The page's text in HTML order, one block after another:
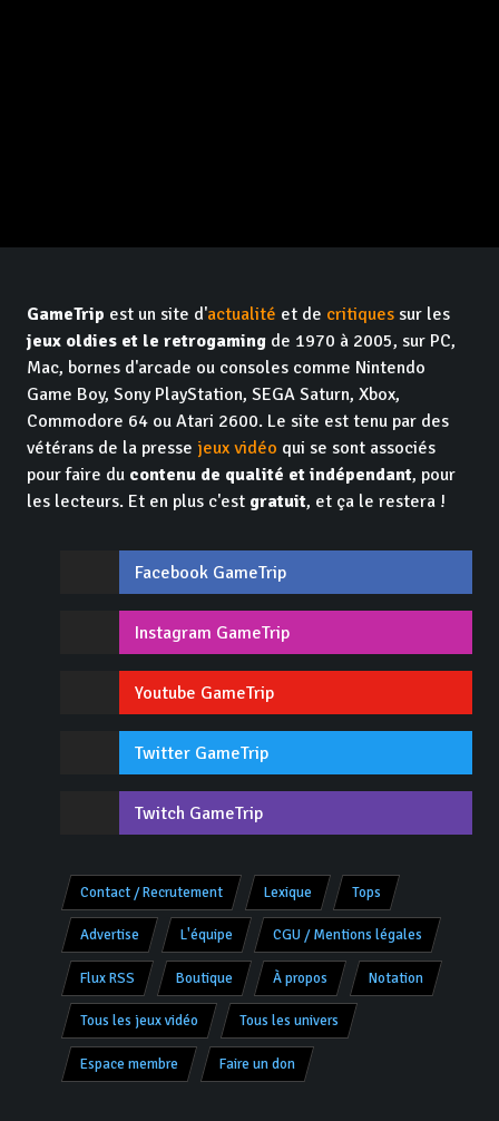
GameTrip est un site d'actualité et de critiques sur les
jeux oldies et le retrogaming de 1970 à 2005, sur PC,
Mac, bornes d'arcade ou consoles comme Nintendo
Game Boy, Sony PlayStation, SEGA Saturn, Xbox,
Commodore 64 ou Atari 2600. Le site est tenu par des
vétérans de la presse jeux vidéo qui se sont associés
pour faire du contenu de qualité et indépendant, pour
les lecteurs. Et en plus c'est gratuit, et ça le restera !
Facebook GameTrip
Instagram GameTrip
Youtube GameTrip
Twitter GameTrip
Twitch GameTrip
Contact / Recrutement Lexique Tops
Advertise L'équipe CGU / Mentions légales
Flux RSS Boutique À propos Notation
Tous les jeux vidéo Tous les univers
Espace membre Faire un don